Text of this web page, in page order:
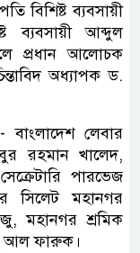
বিশিষ্ট ব্যবসায়ী
ব্যবসায়ী আব্দুল
প্রধান আলোচক
অধ্যাপক ড.
বাংলাদেশ লেবার
রহমান খালেদ,
পারভেজ
সিলেট মহানগর
মহানগর শ্রমিক
আল ফারুক।